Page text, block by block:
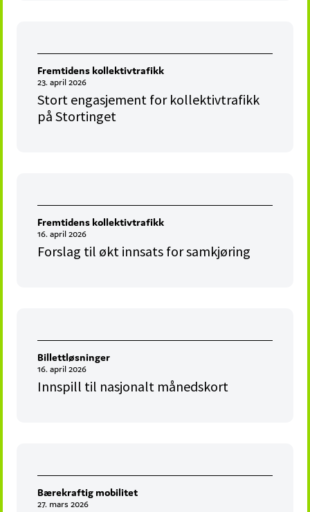
Fremtidens kollektivtrafikk
23. april 2026
Stort engasjement for kollektivtrafikk
på Stortinget
Fremtidens kollektivtrafikk
16. april 2026
Forslag til økt innsats for samkjøring
Billettløsninger
16. april 2026
Innspill til nasjonalt månedskort
Bærekraftig mobilitet
27. mars 2026